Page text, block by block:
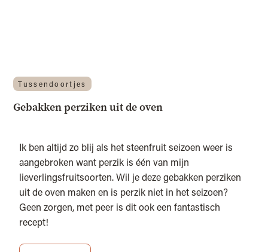
Tussendoortjes
Gebakken perziken uit de oven
Ik ben altijd zo blij als het steenfruit seizoen weer is
aangebroken want perzik is één van mijn
lieverlingsfruitsoorten. Wil je deze gebakken perziken
uit de oven maken en is perzik niet in het seizoen?
Geen zorgen, met peer is dit ook een fantastisch
recept!